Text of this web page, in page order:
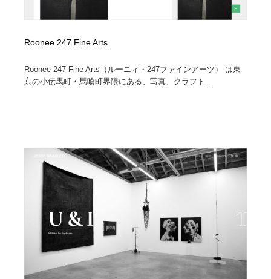
Roonee 247 Fine Arts
Roonee 247 Fine Arts（ルーニィ・247ファインアーツ） は東
京の小伝馬町・馬喰町界隈にある、写真、クラフト...